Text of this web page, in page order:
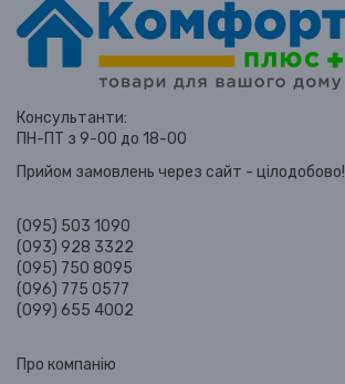
Консультанти:
ПН-ПТ з 9-00 до 18-00
Прийом замовлень через сайт - цілодобово!
(095) 503 1090
(093) 928 3322
(095) 750 8095
(096) 775 0577
(099) 655 4002
Про компанію